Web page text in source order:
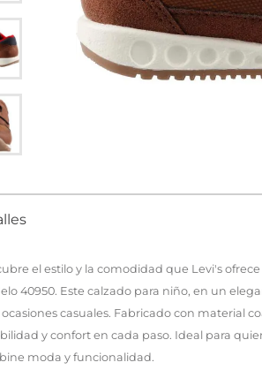
el estilo y la comodidad que Levi's
40950. Este calzado para niño, en un
ocasiones casuales. Fabricado con material
y confort en cada paso. Ideal para
moda y funcionalidad.